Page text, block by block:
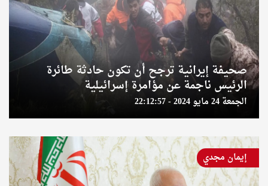
صحيفة إيرانية ترجح أن تكون حادثة طائرة
الرئيس ناجمة عن مؤامرة إسرائيلية
الجمعة 24 مايو 2024 - 22:12:57
إيمان مجدي